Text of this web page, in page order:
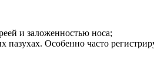
и заложенностью носа;
пазухах. Особенно часто